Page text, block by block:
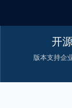
开
版本支持企